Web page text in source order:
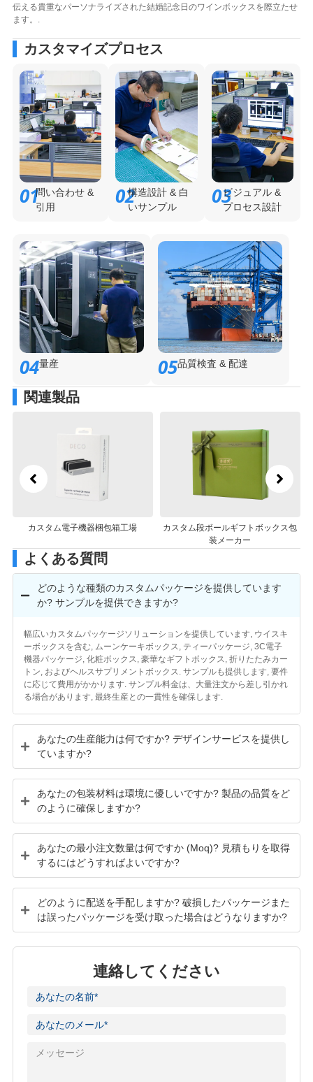
伝える貴重なパーソナライズされた結婚記念日のワインボックスを際立たせ
ます。.
カスタマイズプロセス
01問い合わせ &
引用
02構造設計 & 白
いサンプル
03ビジュアル &
プロセス設計
04量産 05品質検査 & 配達
関連製品
カスタム段ボールギフトボックス包
段ボール化粧品ギフトボックス包装
メーカー
よくある質問
どのような種類のカスタムパッケージを提供しています
か? サンプルを提供できますか?
幅広いカスタムパッケージソリューションを提供しています, ウイスキ
ーボックスを含む, ムーンケーキボックス, ティーパッケージ, 3C電子
機器パッケージ, 化粧ボックス, 豪華なギフトボックス, 折りたたみカー
トン, およびヘルスサプリメントボックス. サンプルも提供します, 要件
に応じて費用がかかります. サンプル料金は、大量注文から差し引かれ
る場合があります, 最終生産との一貫性を確保します.
あなたの生産能力は何ですか? デザインサービスを提供し
ていますか?
あなたの包装材料は環境に優しいですか? 製品の品質をど
のように確保しますか?
あなたの最小注文数量は何ですか (Moq)? 見積もりを取得
するにはどうすればよいですか?
どのように配送を手配しますか? 破損したパッケージまた
は誤ったパッケージを受け取った場合はどうなりますか?
連絡してください